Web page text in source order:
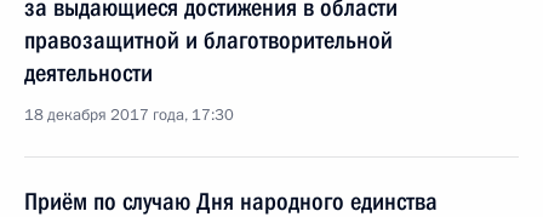
за выдающиеся достижения в области
правозащитной и благотворительной
деятельности
18 декабря 2017 года, 17:30
Приём по случаю Дня народного единства